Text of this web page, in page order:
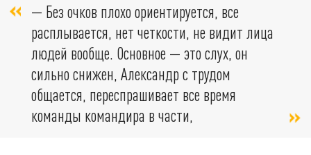
— Без очков плохо ориентируется, все
расплывается, нет четкости, не видит лица
людей вообще. Основное — это слух, он
сильно снижен, Александр с трудом
общается, переспрашивает все время
команды командира в части,